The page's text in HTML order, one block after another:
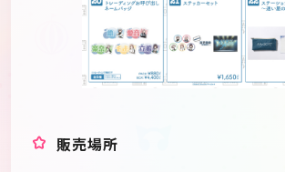
販売場所